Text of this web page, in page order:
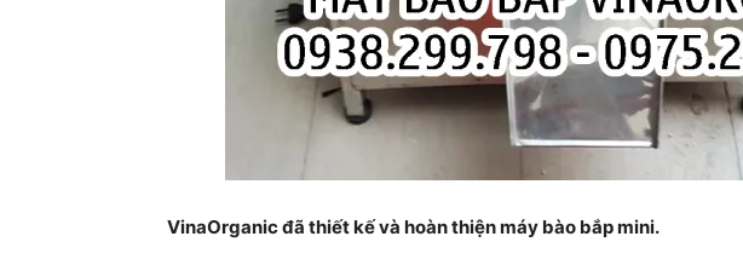
VinaOrganic đã thiết kế và hoàn thiện máy bào bắp mini.